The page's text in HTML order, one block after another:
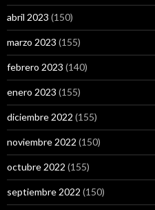
abril 2023 (150)
marzo 2023 (155)
febrero 2023 (140)
enero 2023 (155)
diciembre 2022 (155)
noviembre 2022 (150)
octubre 2022 (155)
septiembre 2022 (150)